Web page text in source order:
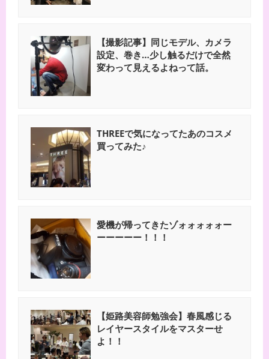
【撮影記事】同じモデル、カメラ
設定、巻き…少し触るだけで全然
変わって見えるよねって話。
THREEで気になってたあのコスメ
買ってみた♪
愛機が帰ってきたゾォォォォォー
ーーーーー！！！
【姫路美容師勉強会】春風感じる
レイヤースタイルをマスターせ
よ！！